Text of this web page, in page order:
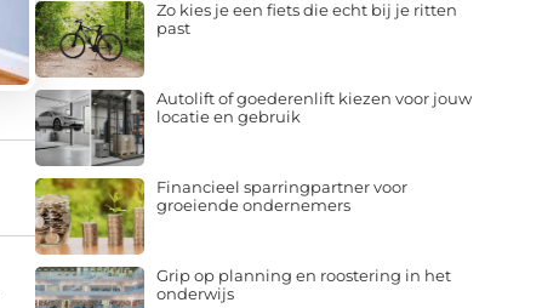
Zo kies je een fiets die echt bij je ritten
past
Autolift of goederenlift kiezen voor jouw
locatie en gebruik
Financieel sparringpartner voor
groeiende ondernemers
Grip op planning en roostering in het
onderwijs